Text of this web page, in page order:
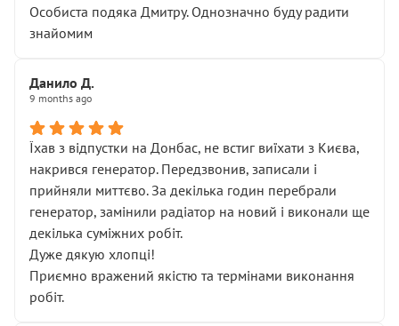
Особиста подяка Дмитру. Однозначно буду радити
знайомим
Данило Д.
9 months ago
Їхав з відпустки на Донбас, не встиг виїхати з Києва,
накрився генератор. Передзвонив, записали і
прийняли миттєво. За декілька годин перебрали
генератор, замінили радіатор на новий і виконали ще
декілька суміжних робіт.
Дуже дякую хлопці!
Приємно вражений якістю та термінами виконання
робіт.